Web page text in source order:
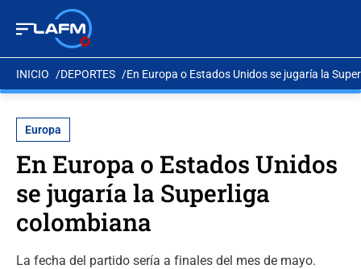
INICIO DEPORTES En Europa o Estados Unidos se jugaría la
Europa
En Europa o Estados Unidos
se jugaría la Superliga
colombiana
La fecha del partido sería a finales del mes de mayo.